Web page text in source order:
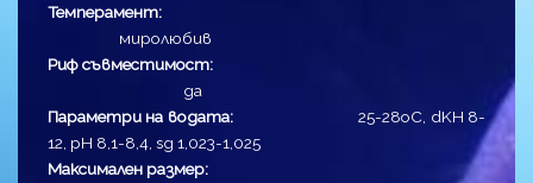
Темперамент:
миролюбив
Риф съвместимост:
да
Параметри на водата:
25-28оC, dKH 8-
12, pH 8,1-8,4, sg 1,023-1,025
Максимален размер: